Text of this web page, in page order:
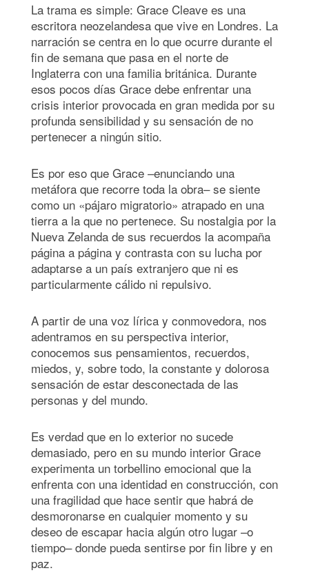
La trama es simple: Grace Cleave es una
escritora neozelandesa que vive en Londres. La
narración se centra en lo que ocurre durante el
fin de semana que pasa en el norte de
Inglaterra con una familia británica. Durante
esos pocos días Grace debe enfrentar una
crisis interior provocada en gran medida por su
profunda sensibilidad y su sensación de no
pertenecer a ningún sitio.
Es por eso que Grace –enunciando una
metáfora que recorre toda la obra– se siente
como un «pájaro migratorio» atrapado en una
tierra a la que no pertenece. Su nostalgia por la
Nueva Zelanda de sus recuerdos la acompaña
página a página y contrasta con su lucha por
adaptarse a un país extranjero que ni es
particularmente cálido ni repulsivo.
A partir de una voz lírica y conmovedora, nos
adentramos en su perspectiva interior,
conocemos sus pensamientos, recuerdos,
miedos, y, sobre todo, la constante y dolorosa
sensación de estar desconectada de las
personas y del mundo.
Es verdad que en lo exterior no sucede
demasiado, pero en su mundo interior Grace
experimenta un torbellino emocional que la
enfrenta con una identidad en construcción, con
una fragilidad que hace sentir que habrá de
desmoronarse en cualquier momento y su
deseo de escapar hacia algún otro lugar –o
tiempo– donde pueda sentirse por fin libre y en
paz.